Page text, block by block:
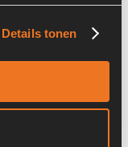
Details tonen